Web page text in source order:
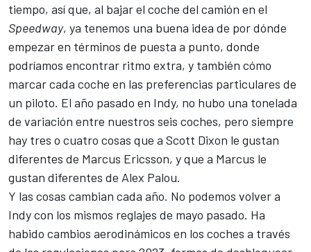
tiempo, así que, al bajar el coche del camión en el
Speedway, ya tenemos una buena idea de por dónde
empezar en términos de puesta a punto, donde
podríamos encontrar ritmo extra, y también cómo
marcar cada coche en las preferencias particulares de
un piloto. El año pasado en Indy, no hubo una tonelada
de variación entre nuestros seis coches, pero siempre
hay tres o cuatro cosas que a Scott Dixon le gustan
diferentes de Marcus Ericsson, y que a Marcus le
gustan diferentes de Alex Palou.
Y las cosas cambian cada año. No podemos volver a
Indy con los mismos reglajes de mayo pasado. Ha
habido cambios aerodinámicos en los coches a través